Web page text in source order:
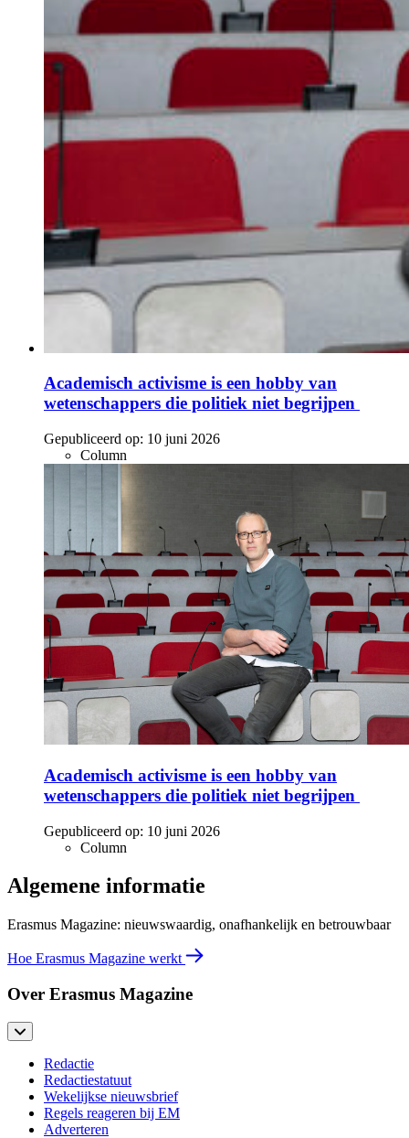
Academisch activisme is een hobby van
wetenschappers die politiek niet begrijpen
Gepubliceerd op: 10 juni 2026
Column
Academisch activisme is een hobby van
wetenschappers die politiek niet begrijpen
Gepubliceerd op: 10 juni 2026
Column
Algemene informatie
Erasmus Magazine: nieuwswaardig, onafhankelijk en betrouwbaar
Hoe Erasmus Magazine werkt
Over Erasmus Magazine
Redactie
Redactiestatuut
Wekelijkse nieuwsbrief
Regels reageren bij EM
Adverteren